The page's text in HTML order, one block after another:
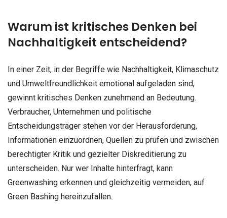
Warum ist kritisches Denken bei
Nachhaltigkeit entscheidend?
In einer Zeit, in der Begriffe wie Nachhaltigkeit, Klimaschutz
und Umweltfreundlichkeit emotional aufgeladen sind,
gewinnt kritisches Denken zunehmend an Bedeutung.
Verbraucher, Unternehmen und politische
Entscheidungsträger stehen vor der Herausforderung,
Informationen einzuordnen, Quellen zu prüfen und zwischen
berechtigter Kritik und gezielter Diskreditierung zu
unterscheiden. Nur wer Inhalte hinterfragt, kann
Greenwashing erkennen und gleichzeitig vermeiden, auf
Green Bashing hereinzufallen.